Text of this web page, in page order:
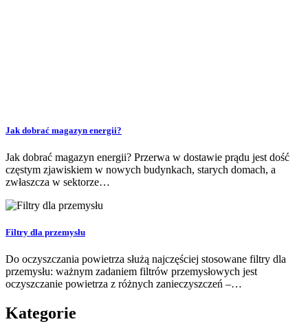
Jak dobrać magazyn energii?
Jak dobrać magazyn energii? Przerwa w dostawie prądu jest dość
częstym zjawiskiem w nowych budynkach, starych domach, a
zwłaszcza w sektorze…
Filtry dla przemysłu
Do oczyszczania powietrza służą najczęściej stosowane filtry dla
przemysłu: ważnym zadaniem filtrów przemysłowych jest
oczyszczanie powietrza z różnych zanieczyszczeń –…
Kategorie